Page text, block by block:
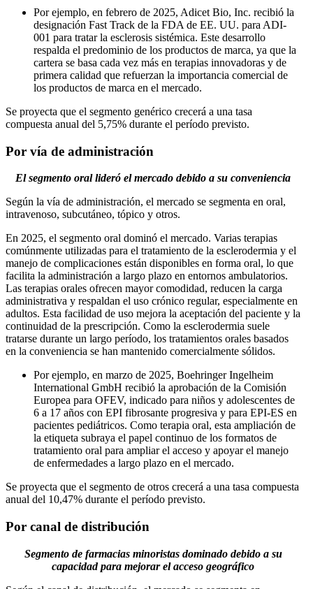
Por ejemplo, en febrero de 2025, Adicet Bio, Inc. recibió la
designación Fast Track de la FDA de EE. UU. para ADI-
001 para tratar la esclerosis sistémica. Este desarrollo
respalda el predominio de los productos de marca, ya que la
cartera se basa cada vez más en terapias innovadoras y de
primera calidad que refuerzan la importancia comercial de
los productos de marca en el mercado.
Se proyecta que el segmento genérico crecerá a una tasa
compuesta anual del 5,75% durante el período previsto.
Por vía de administración
El segmento oral lideró el mercado debido a su conveniencia
Según la vía de administración, el mercado se segmenta en oral,
intravenoso, subcutáneo, tópico y otros.
En 2025, el segmento oral dominó el mercado. Varias terapias
comúnmente utilizadas para el tratamiento de la esclerodermia y el
manejo de complicaciones están disponibles en forma oral, lo que
facilita la administración a largo plazo en entornos ambulatorios.
Las terapias orales ofrecen mayor comodidad, reducen la carga
administrativa y respaldan el uso crónico regular, especialmente en
adultos. Esta facilidad de uso mejora la aceptación del paciente y la
continuidad de la prescripción. Como la esclerodermia suele
tratarse durante un largo período, los tratamientos orales basados ​​
en la conveniencia se han mantenido comercialmente sólidos.
Por ejemplo, en marzo de 2025, Boehringer Ingelheim
International GmbH recibió la aprobación de la Comisión
Europea para OFEV, indicado para niños y adolescentes de
6 a 17 años con EPI fibrosante progresiva y para EPI-ES en
pacientes pediátricos. Como terapia oral, esta ampliación de
la etiqueta subraya el papel continuo de los formatos de
tratamiento oral para ampliar el acceso y apoyar el manejo
de enfermedades a largo plazo en el mercado.
Se proyecta que el segmento de otros crecerá a una tasa compuesta
anual del 10,47% durante el período previsto.
Por canal de distribución
Segmento de farmacias minoristas dominado debido a su
capacidad para mejorar el acceso geográfico